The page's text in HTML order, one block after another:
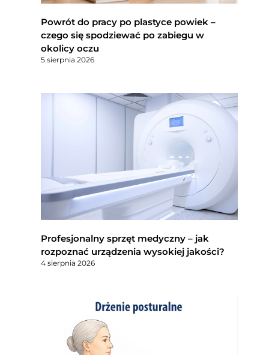
Powrót do pracy po plastyce powiek –
czego się spodziewać po zabiegu w
okolicy oczu
5 sierpnia 2026
Profesjonalny sprzęt medyczny – jak
rozpoznać urządzenia wysokiej jakości?
4 sierpnia 2026